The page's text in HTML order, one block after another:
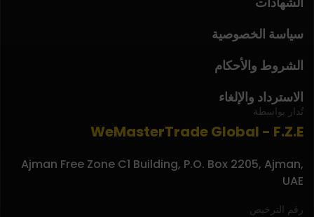
تُدار بواسطة
WeMasterTrade Global - F.Z.E
Ajman Free Zone C1 Building, P.O. Box 2205, Ajman,
UAE
رقم الترخيص
سياسة الخصوصية
الشروط والأحكام
الاسترداد والإلغاء